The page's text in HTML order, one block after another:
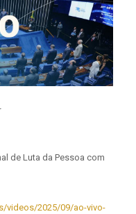
de Luta da Pessoa com
videos/2025/09/ao-vivo-